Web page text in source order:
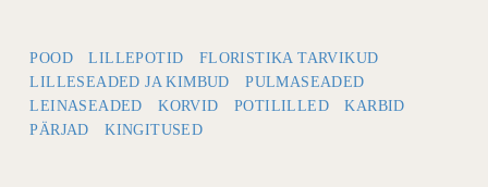
POOD LILLEPOTID
FLORISTIKA TARVIKUD
LILLESEADED JA KIMBUD
PULMASEADED
LEINASEADED
KORVID POTILILLED
KARBID
PÄRJAD
KINGITUSED